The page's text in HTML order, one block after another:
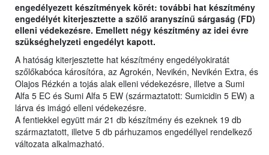
engedélyezett készítmények körét: további hat készítmény
engedélyét kiterjesztette a szőlő aranyszínű sárgaság (FD)
elleni védekezésre. Emellett négy készítmény az idei évre
szükséghelyzeti engedélyt kapott.
A hatóság kiterjesztette hat készítmény engedélyokiratát
szőlőkabóca károsítóra, az Agrokén, Nevikén, Nevikén Extra, és
Olajos Rézkén a tojás alak elleni védekezésre, illetve a Sumi
Alfa 5 EC és Sumi Alfa 5 EW (származtatott: Sumicidin 5 EW) a
lárva és imágó elleni védekezésre.
A fentiekkel együtt már 21 db készítmény és ezeknek 19 db
származtatott, illetve 5 db párhuzamos engedéllyel rendelkező
változata alkalmazható.